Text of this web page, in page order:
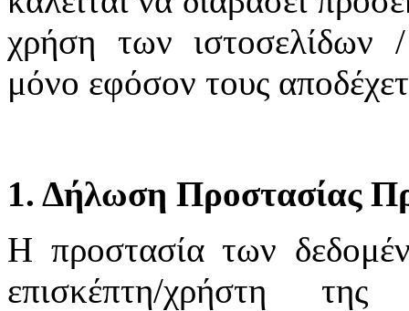
χρήση των ιστοσελίδων
μόνο εφόσον τους
1. Δήλωση Προστασίας
H προστασία των
επισκέπτη/χρήστη